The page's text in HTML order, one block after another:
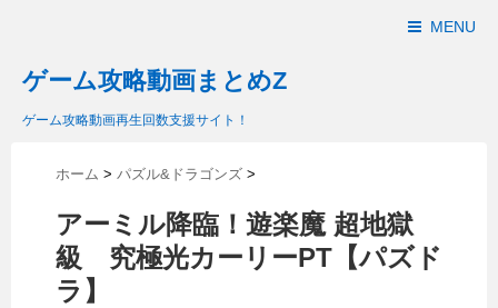
MENU
ゲーム攻略動画まとめZ
ゲーム攻略動画再生回数支援サイト！
ホーム > パズル&ドラゴンズ >
アーミル降臨！遊楽魔 超地獄
級 究極光カーリーPT【パズド
ラ】